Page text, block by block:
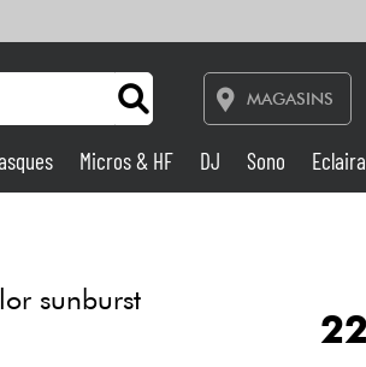
MAGASINS
Micros & HF DJ Sono
sunburst